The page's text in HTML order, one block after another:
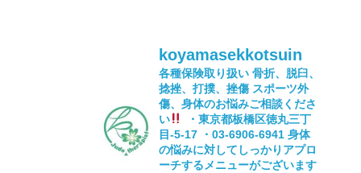
koyamasekkotsuin
各種保険取り扱い 骨折、脱臼、
捻挫、打撲、挫傷 スポーツ外
傷、身体のお悩みご相談くださ
い
・東京都板橋区徳丸三丁
目-5-17 ・03-6906-6941 身体
の悩みに対してしっかりアプロ
ーチするメニューがございます